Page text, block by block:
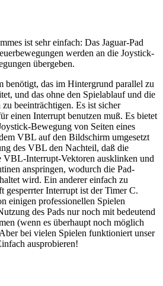
ist sehr einfach: Das Jaguar-Pad
werden an die Joystick-
übergeben.
benötigt, das im Hintergrund parallel zu
und das ohne den Spielablauf und die
beeinträchtigen. Es ist sicher
einen Interrupt benutzen muß. Es bietet
Bewegung von Seiten eines
VBL auf den Bildschirm umgesetzt
des VBL den Nachteil, daß die
VBL-Interrupt-Vektoren ausklinken und
anspringen, wodurch die Pad-
wird. Ein anderer einfach zu
gesperrter Interrupt ist der Timer C.
einigen professionellen Spielen
des Pads nur noch mit bedeutend
(wenn es überhaupt noch möglich
bei vielen Spielen funktioniert unser
ausprobieren!